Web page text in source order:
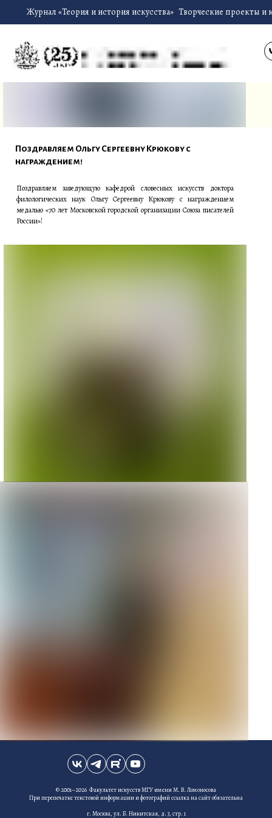
Журнал «Теория и история искусства» Творческие проекты и
Поздравляем заведующую кафедрой словесных искусств доктора
филологических наук Ольгу Сергеевну Крюкову с награждением
медалью «70 лет Московской городской организации Союза писателей
России»!
Поздравляем Ольгу Сергеевну Крюкову с
награждением!
© 2001–2026 Факультет искусств МГУ имени М. В. Ломоносова
При перепечатке текстовой информации и фотографий ссылка на сайт обязательна
г. Москва, ул. Б. Никитская, д. 3, стр. 1